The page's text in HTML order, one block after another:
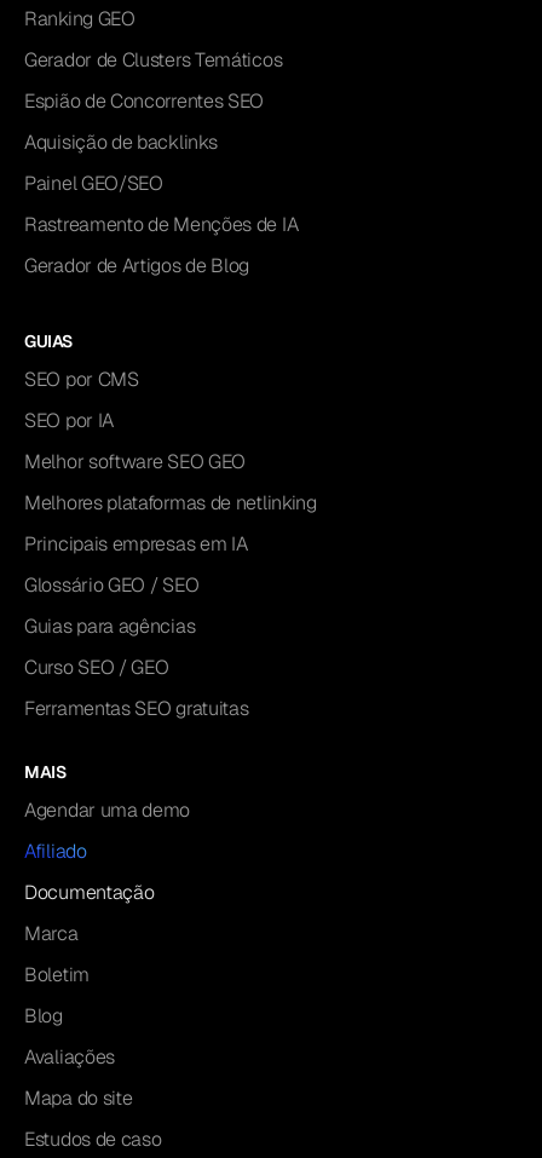
Ranking GEO
Gerador de Clusters Temáticos
Espião de Concorrentes SEO
Aquisição de backlinks
Painel GEO/SEO
Rastreamento de Menções de IA
Gerador de Artigos de Blog
GUIAS
SEO por CMS
SEO por IA
Melhor software SEO GEO
Melhores plataformas de netlinking
Principais empresas em IA
Glossário GEO / SEO
Guias para agências
Curso SEO / GEO
Ferramentas SEO gratuitas
MAIS
Agendar uma demo
Afiliado
Documentação
Marca
Boletim
Blog
Avaliações
Mapa do site
Estudos de caso